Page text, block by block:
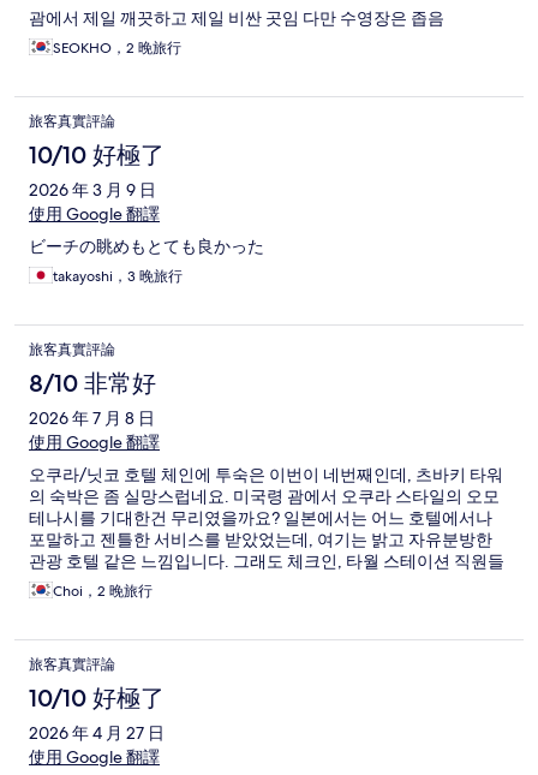
괌에서 제일 깨끗하고 제일 비싼 곳임 다만 수영장은 좁음
SEOKHO，2 晚旅行
旅客真實評論
10/10 好極了
2026 年 3 月 9 日
使用 Google 翻譯
ビーチの眺めもとても良かった
takayoshi，3 晚旅行
旅客真實評論
8/10 非常好
2026 年 7 月 8 日
使用 Google 翻譯
오쿠라/닛코 호텔 체인에 투숙은 이번이 네번째인데, 츠바키 타워
의 숙박은 좀 실망스럽네요. 미국령 괌에서 오쿠라 스타일의 오모
테나시를 기대한건 무리였을까요? 일본에서는 어느 호텔에서나
포말하고 젠틀한 서비스를 받았었는데, 여기는 밝고 자유분방한
관광 호텔 같은 느낌입니다. 그래도 체크인, 타월 스테이션 직원들
은 밝고 친절했는데 식음료 매장쪽의 서비스는 닛코 체인 호텔이
맞나 싶을 정도입니다. 시설은 깨끗하고 좋습니다. 조식과 라운지
전/후 잠깐 머무를 호텔로 리가 로열, 호시노 리조트를 츠바키의
1/3이 안되는 가격에예매했는데요, 시설은 비교가 안되지만 서비
스와 오모테나시는 오히려 리가 로열과 호시노가 월등했습니다.
별 3개 수준의 서비스였지만, 라운지의 음식이 마음에 들어서 한개
만 더 추가. 하지만 괌의 츠바키/닛코 호텔에 다시 올 일은 없겠습
니다.
Choi，2 晚旅行
旅客真實評論
10/10 好極了
2026 年 4 月 27 日
使用 Google 翻譯